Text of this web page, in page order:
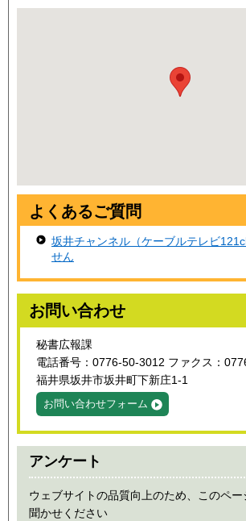
よくあるご質問
坂井チャンネル（ケーブルテレビ
せん
お問い合わせ
秘書広報課
電話番号：0776-50-3012 ファクス：
福井県坂井市坂井町下新庄1-1
お問い合わせフォーム
アンケート
ウェブサイトの品質向上のため、このペ
聞かせください